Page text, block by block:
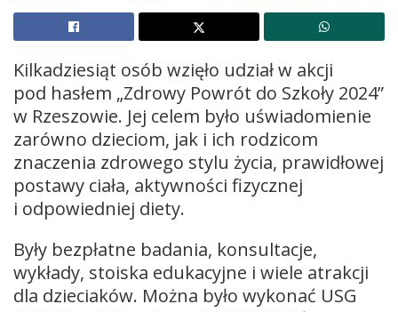
Kilkadziesiąt osób wzięło udział w akcji
pod hasłem „Zdrowy Powrót do Szkoły 2024”
w Rzeszowie. Jej celem było uświadomienie
zarówno dzieciom, jak i ich rodzicom
znaczenia zdrowego stylu życia, prawidłowej
postawy ciała, aktywności fizycznej
i odpowiedniej diety.
Były bezpłatne badania, konsultacje,
wykłady, stoiska edukacyjne i wiele atrakcji
dla dzieciaków. Można było wykonać USG